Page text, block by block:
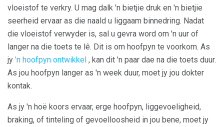
vloeistof te verkry. U mag dalk 'n bietjie druk en 'n bietjie
seerheid ervaar as die naald u liggaam binnedring. Nadat
die vloeistof verwyder is, sal u gevra word om 'n uur of
langer na die toets te lê. Dit is om hoofpyn te voorkom. As
jy 'n hoofpyn ontwikkel , kan dit 'n paar dae na die toets duur.
As jou hoofpyn langer as 'n week duur, moet jy jou dokter
kontak.
As jy 'n hoë koors ervaar, erge hoofpyn, liggevoeligheid,
braking, of tinteling of gevoelloosheid in jou bene, moet jy